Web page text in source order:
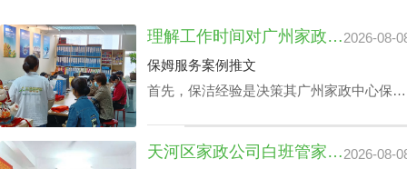
理解工作时间对广州家政中心保洁24小时价格表的潜在影响2026-08-
保姆服务案例推文
首先，保洁经验是决策其广州家政中心保洁
育等，保洁个人独特性增加，其广州家政中
天河区家政公司白班管家价格：公司声誉引导的收费标准2026-08-